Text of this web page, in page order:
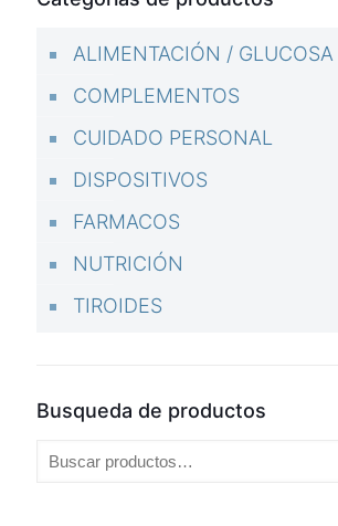
ALIMENTACIÓN / GLUCOSA
COMPLEMENTOS
CUIDADO PERSONAL
DISPOSITIVOS
FARMACOS
NUTRICIÓN
TIROIDES
Busqueda de productos